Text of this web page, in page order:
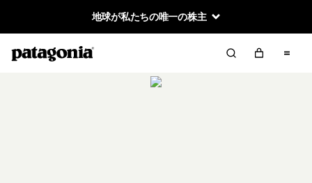
地球が私たちの唯一の株主